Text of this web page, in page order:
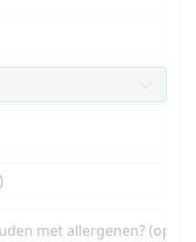
met allergenen?